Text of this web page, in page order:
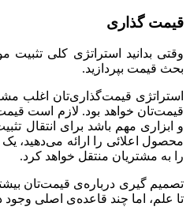
قیمت گذاری
وقتی بدانید استراتژی کلی تثبیت
بحث قیمت بپردازید.
استراتژی قیمت‌گذاری‌تان اغلب
قیمت‌تان خواهد بود. لازم است
و ابزاری مهم باشد برای انتقال
محصول اعلائی را ارائه می‌دهید،
را به مشتریان منتقل خواهد کرد.
تصمیم گیری درباره‌ی قیمت‌تان
تا علم، اما چند قاعده‌ی اصلی وجود